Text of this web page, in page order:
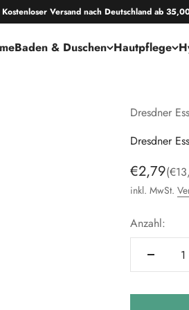
Kostenloser Versand nach Deutschland ab
Baden & Duschen Hautpflege
Dresdner
Dresdner
Angebot
€2,79
inkl. MwSt.
Anzahl: